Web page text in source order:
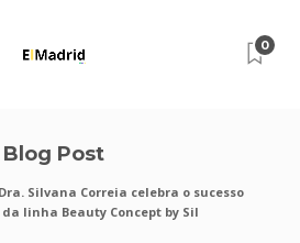
0
Blog Post
Dra. Silvana Correia celebra o sucesso
linha Beauty Concept by Sil